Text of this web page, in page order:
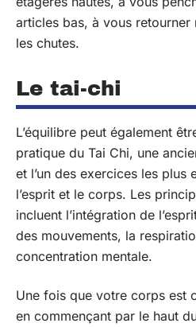
articles bas, à vous
les chutes.
Le tai-chi
L’équilibre peut également
pratique du Tai Chi, une
et l’un des exercices les plus
l’esprit et le corps. Les
incluent l’intégration de
des mouvements, la
concentration mentale.
Une fois que votre corps est
en commençant par le haut